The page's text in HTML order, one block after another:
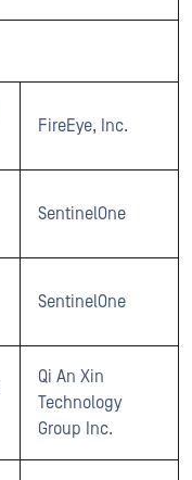
FireEye, Inc.
SentinelOne
SentinelOne
Qi An Xin
Technology
Group Inc.